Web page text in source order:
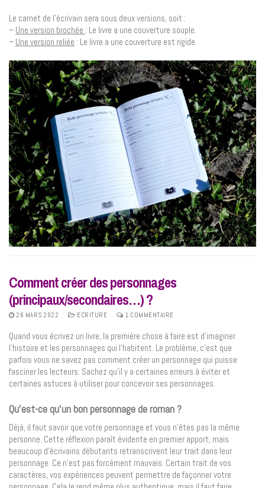
Le carnet de l’écrivain sera sous deux versions, soit :
– Une version brochée : Le livre a une couverture souple.
– Une version reliée : Le livre a une couverture est rigide.
Comment créer des personnages
(principaux/secondaires…) ?
26 MARS 2022 ECRITURE 1 COMMENTAIRE
Quand vous écrivez un livre, la première chose à faire est d’imaginer
l’histoire et les personnages qui l’habitent. Le problème, c’est que
parfois vous ne savez pas comment créer un personnage qui puisse
fasciner les lecteurs. Sachez qu’il y a certaines erreurs à éviter et
certaines astuces à utiliser pour concevoir ses personnages.
Qu’est-ce qu’un bon personnage de roman ?
Déjà, il faut savoir que votre personnage et vous n’êtes pas la même
personne. Cette réflexion paraît évidente en premier apport, mais
beaucoup d’écrivains débutants retranscrivent leur trait dans leur
personnage. Ce n’est pas forcément mauvais. Certain trait de vos
caractères, vos expériences peuvent permettre de façonner votre